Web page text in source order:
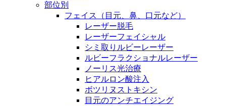
部位別
フェイス（目元、鼻、口元など）
レーザー脱毛
レーザーフェイシャル
シミ取りルビーレーザー
ルビーフラクショナルレーザー
ノーリス光治療
ヒアルロン酸注入
ボツリヌストキシン
目元のアンチエイジング